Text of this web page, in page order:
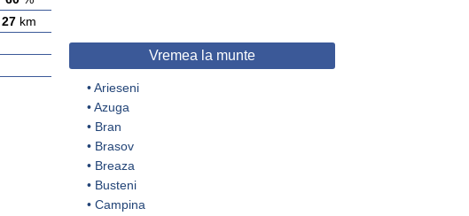
27 km
Vremea la munte
•Arieseni
•Azuga
• Bran
• Brasov
• Breaza
• Busteni
• Campina